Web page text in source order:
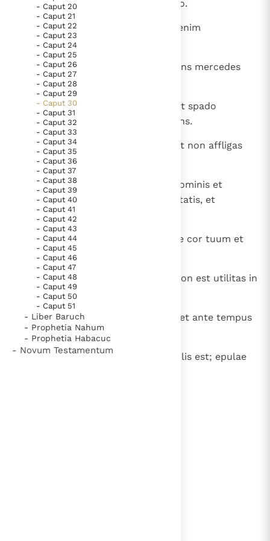
- Caput 20
- Caput 21
- Caput 22
- Caput 23
- Caput 24
- Caput 25
- Caput 26
- Caput 27
- Caput 28
- Caput 29
- Caput 30
- Caput 31
- Caput 32
- Caput 33
- Caput 34
- Caput 35
- Caput 36
- Caput 37
- Caput 38
- Caput 39
- Caput 40
- Caput 41
- Caput 42
- Caput 43
- Caput 44
- Caput 45
- Caput 46
- Caput 47
- Caput 48
- Caput 49
- Caput 50
- Caput 51
- Liber Baruch
- Prophetia Nahum
- Prophetia Habacuc
- Novum Testamentum
epularum circumpositae sepulcro.
Quid proderit libatio idolo? Nec enim
manducabit nec odorabitur:
sic qui effugatur a Domino portans mercedes
iniquitatis,
videns oculis et ingemiscens sicut spado
complectens virginem et suspirans.
Tristitiam non des animae tuae et non affligas
temetipsum in consilio tuo.
Iucunditas cordis haec est vita hominis et
thesaurus sine defectione sanctitatis, et
exsultatio viri est longaevitas.
Indulge animae tuae et consolare cor tuum et
tristitiam longe repelle a te.
Multos enim occidit tristitia, et non est utilitas in
zelus et iracundia minuunt dies, et ante tempus
senectam adducet cogitatus.
Splendidum cor et bonum in epulis est; epulae